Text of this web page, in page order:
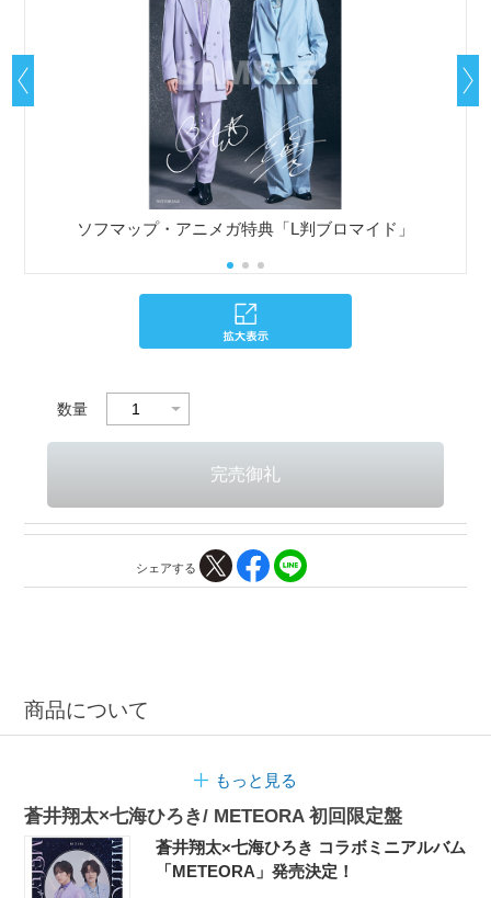
ソフマップ・アニメガ特典「L判ブロマイド」
数量
シェアする
商品について
もっと見る
蒼井翔太×七海ひろき/ METEORA 初回限定盤
蒼井翔太×七海ひろき コラボミニアルバム
「METEORA」発売決定！